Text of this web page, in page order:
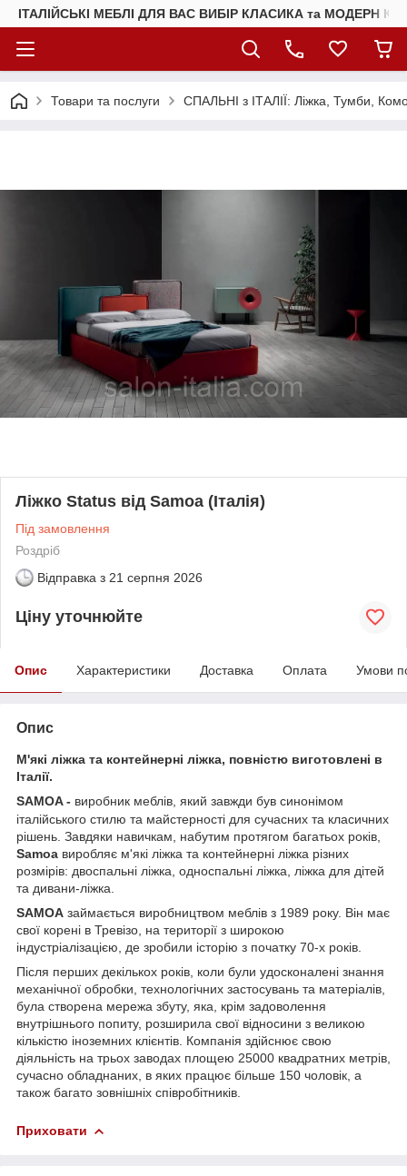
ІТАЛІЙСЬКІ МЕБЛІ ДЛЯ ВАС ВИБІР КЛАСИКА та МОДЕРН
Товари та послуги СПАЛЬНІ з ІТАЛІЇ: Ліжка, Тумби,
Ліжко Status від Samoa (Італія)
Під замовлення
Роздріб
Відправка з 21 серпня 2026
Ціну уточнюйте
Опис Характеристики Доставка Оплата Умови
Опис
М'які ліжка та контейнерні ліжка, повністю виготовлені в
Італії.
SAMOA - виробник меблів, який завжди був синонімом
італійського стилю та майстерності для сучасних та класичних
рішень. Завдяки навичкам, набутим протягом багатьох років,
Samoa виробляє м'які ліжка та контейнерні ліжка різних
розмірів: двоспальні ліжка, односпальні ліжка, ліжка для дітей
та дивани-ліжка.
SAMOA займається виробництвом меблів з 1989 року. Він має
свої корені в Тревізо, на території з широкою
індустріалізацією, де зробили історію з початку 70-х років.
Після перших декількох років, коли були удосконалені знання
механічної обробки, технологічних застосувань та матеріалів,
була створена мережа збуту, яка, крім задоволення
внутрішнього попиту, розширила свої відносини з великою
кількістю іноземних клієнтів. Компанія здійснює свою
діяльність на трьох заводах площею 25000 квадратних метрів,
сучасно обладнаних, в яких працює більше 150 чоловік, а
також багато зовнішніх співробітників.
Приховати